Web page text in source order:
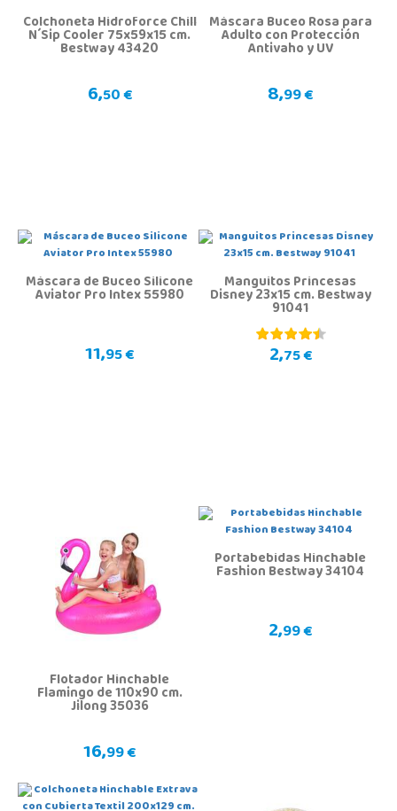
Colchoneta Hidroforce Chill
N´Sip Cooler 75x59x15 cm.
Bestway 43420
6,50 €
Máscara Buceo Rosa para
Adulto con Protección
Antivaho y UV
8,99 €
Máscara de Buceo Silicone
Aviator Pro Intex 55980
11,95 €
Manguitos Princesas
Disney 23x15 cm. Bestway
91041
2,75 €
Flotador Hinchable
Flamingo de 110x90 cm.
Jilong 35036
16,99 €
Portabebidas Hinchable
Fashion Bestway 34104
2,99 €